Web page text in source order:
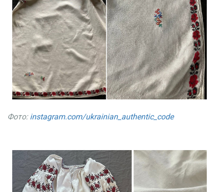
Фото: instagram.com/ukrainian_authentic_code